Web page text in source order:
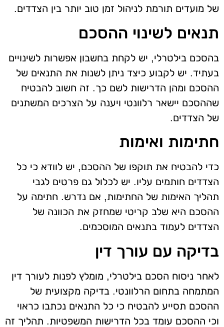
של מועדים תורמת לניהול זמן טוב יותר בין הצדדים.
תנאים לשינוי ההסכם
בהסכם בילטרלי, יש לקחת בחשבון אפשרות לשינויים
בעתיד. יש לקבוע כיצד ניתן לשנות את התנאים של
ההסכם ומהן הדרישות לשם כך. זה חשוב להבטיח
שההסכם יישאר רלוונטי ויענה על הצרכים המשתנים
של הצדדים.
חתימות ואימות
כדי להבטיח את תוקפו של ההסכם, יש לוודא כי כל
הצדדים חותמים עליו. יש לכלול גם פרטים לגבי
תהליך האימות של החתימות, אם נדרש. חתימה על
ההסכם היא שלב קריטי שמחזק את הכוונה של
הצדדים לעמוד בתנאים המוסכמים.
בדיקה עם עורך דין
לאחר ניסוח הסכם בילטרלי, מומלץ לפנות לעורך דין
המתמחה בתחום הרלוונטי. בדיקה מקצועית של
ההסכם תסייע להבטיח כי כל התנאים נכתבו כראוי
וכי ההסכם עומד בכל הדרישות המשפטיות. תהליך זה